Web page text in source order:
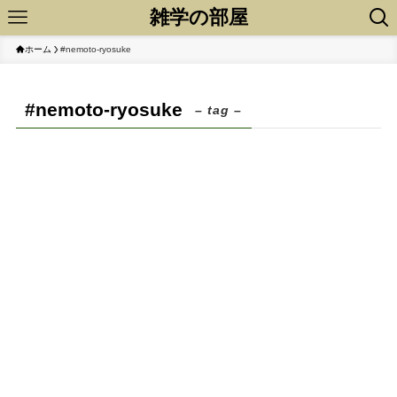
雑学の部屋
ホーム #nemoto-ryosuke
#nemoto-ryosuke – tag –